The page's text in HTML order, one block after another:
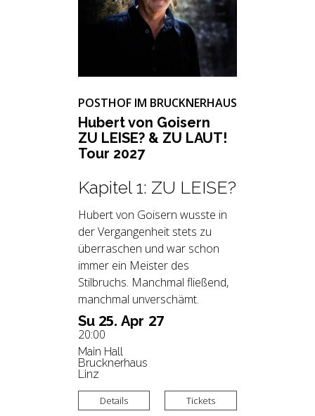
Su 25. Apr 27
20:00
Main Hall
Brucknerhaus
Linz
POSTHOF IM BRUCKNERHAUS
Hu­bert von Goi­sern
ZU LEISE? & ZU LAUT!
Tour 2027
Kapitel 1: ZU LEISE?
Hubert von Goisern wusste in
der Vergangenheit stets zu
überraschen und war schon
immer ein Meister des
Stilbruchs. Manchmal fließend,
manchmal unverschämt.
Details Tickets